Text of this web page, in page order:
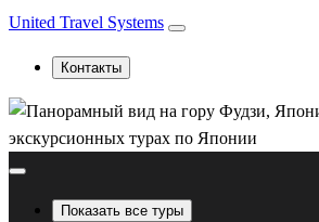
United Travel Systems
Контакты
Показать все туры